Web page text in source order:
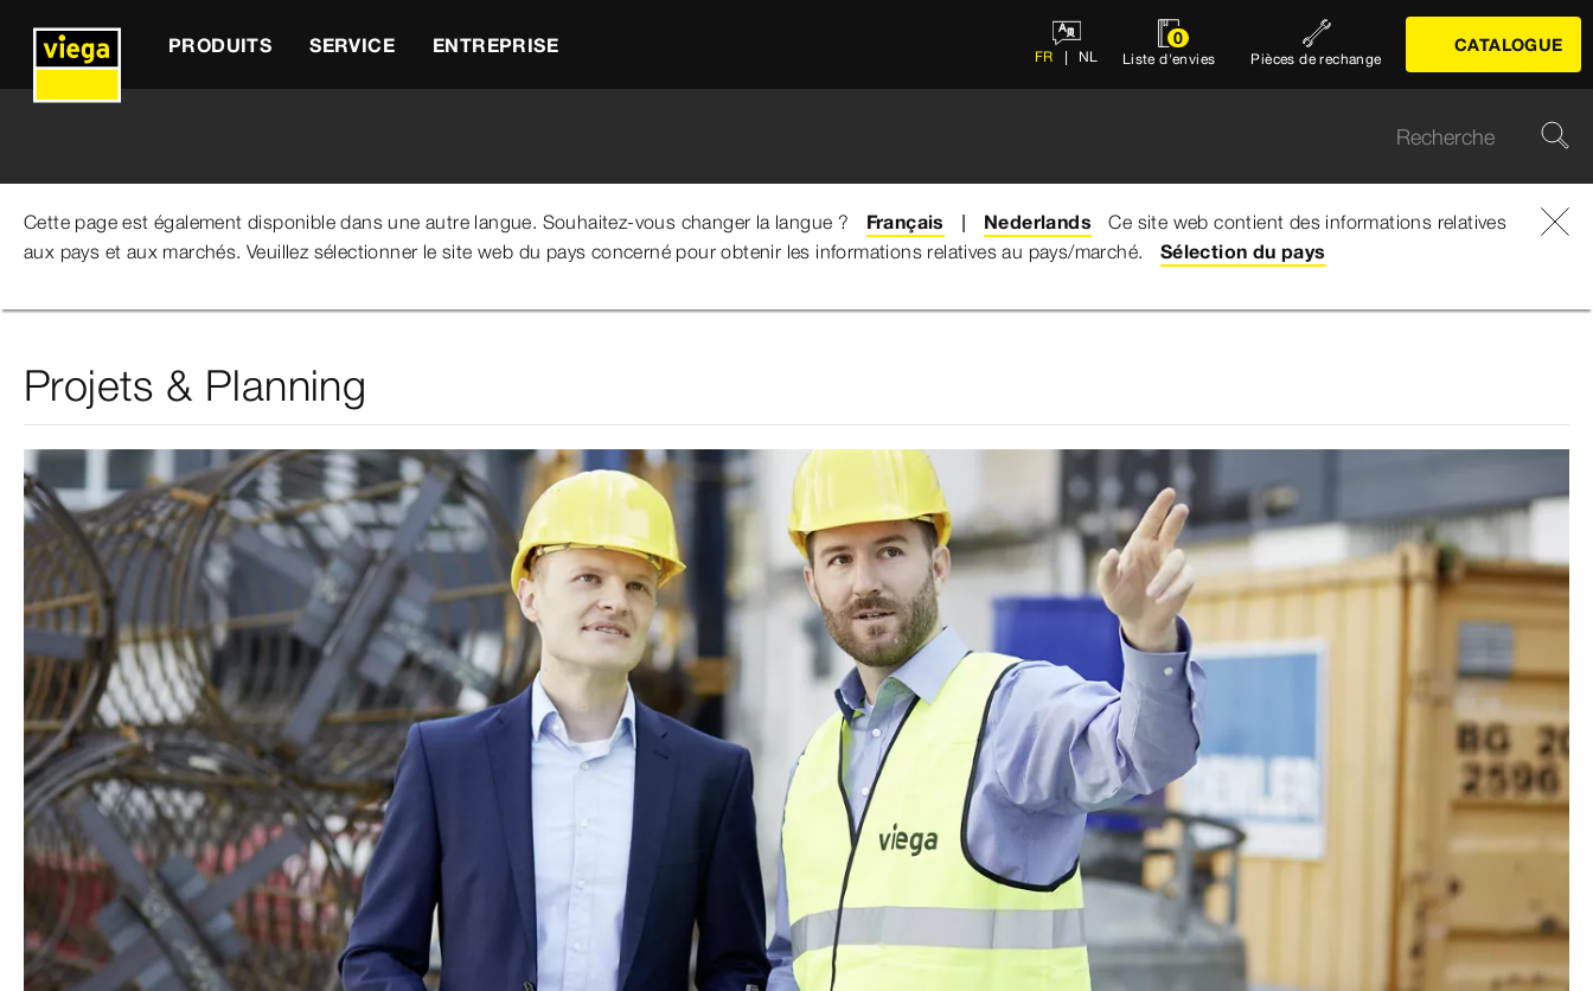
PRODUITS SERVICE ENTREPRISE FR NL
0
Liste d'envies Pièces de rechange
CATALOGUE
Cette page est également disponible dans une autre langue. Souhaitez-vous changer la langue ? Français Nederlands
Ce site web contient des informations relatives
aux pays et aux marchés. Veuillez sélectionner le site web du pays concerné pour obtenir les informations relatives au pays/marché.
Sélection du pays
Viega Belgium Entreprise Contact Projets & Planning
Projets & Planning